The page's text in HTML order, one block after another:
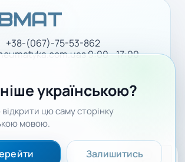
+38-(067)-75-53-862
з 9:00 - 17:00
YouTube
Політика конфіденційності
українською?
цю саму сторінку
мовою.
Залишитись